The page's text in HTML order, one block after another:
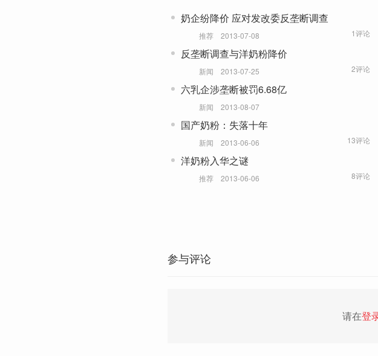
奶企纷降价 应对发改委反垄断调查
推荐 2013-07-08 1评论
反垄断调查与洋奶粉降价
新闻 2013-07-25 2评论
六乳企涉垄断被罚6.68亿
新闻 2013-08-07
国产奶粉：失落十年
新闻 2013-06-06 13评论
洋奶粉入华之谜
推荐 2013-06-06 8评论
参与评论
请在登